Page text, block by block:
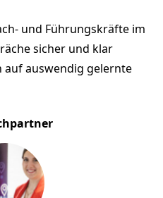
und Führungskräfte im
sicher und klar
auswendig gelernte